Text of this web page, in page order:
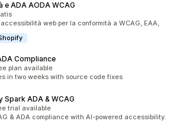
e ADA AODA WCAG
web per la conformità a WCAG, EAA,
Compliance
totali
plan available
in two weeks with source code fixes
ADA & WCAG
totalitrial available
& ADA compliance with AI-powered accessibility.